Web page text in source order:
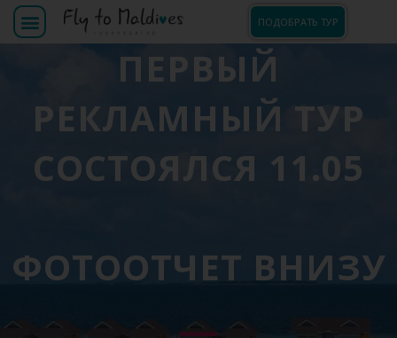
ПОДОБРАТЬ ТУР
ПЕРВЫЙ
РЕКЛАМНЫЙ ТУР
СОСТОЯЛСЯ 11.05
ФОТООТЧЕТ ВНИЗУ